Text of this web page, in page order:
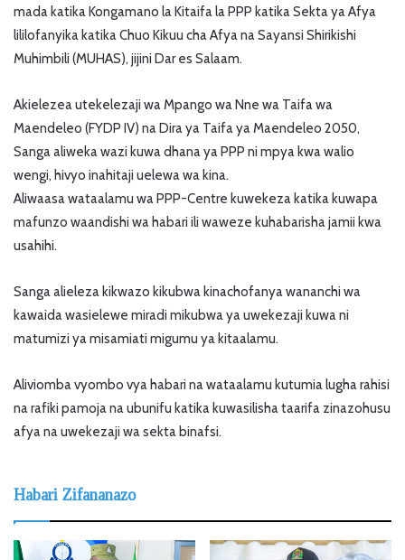
mada katika Kongamano la Kitaifa la PPP katika Sekta ya Afya
lililofanyika katika Chuo Kikuu cha Afya na Sayansi Shirikishi
Muhimbili (MUHAS), jijini Dar es Salaam.
Akielezea utekelezaji wa Mpango wa Nne wa Taifa wa
Maendeleo (FYDP IV) na Dira ya Taifa ya Maendeleo 2050,
Sanga aliweka wazi kuwa dhana ya PPP ni mpya kwa walio
wengi, hivyo inahitaji uelewa wa kina.
Aliwaasa wataalamu wa PPP-Centre kuwekeza katika kuwapa
mafunzo waandishi wa habari ili waweze kuhabarisha jamii kwa
usahihi.
Sanga alieleza kikwazo kikubwa kinachofanya wananchi wa
kawaida wasielewe miradi mikubwa ya uwekezaji kuwa ni
matumizi ya misamiati migumu ya kitaalamu.
Aliviomba vyombo vya habari na wataalamu kutumia lugha rahisi
na rafiki pamoja na ubunifu katika kuwasilisha taarifa zinazohusu
afya na uwekezaji wa sekta binafsi.
Habari Zifananazo